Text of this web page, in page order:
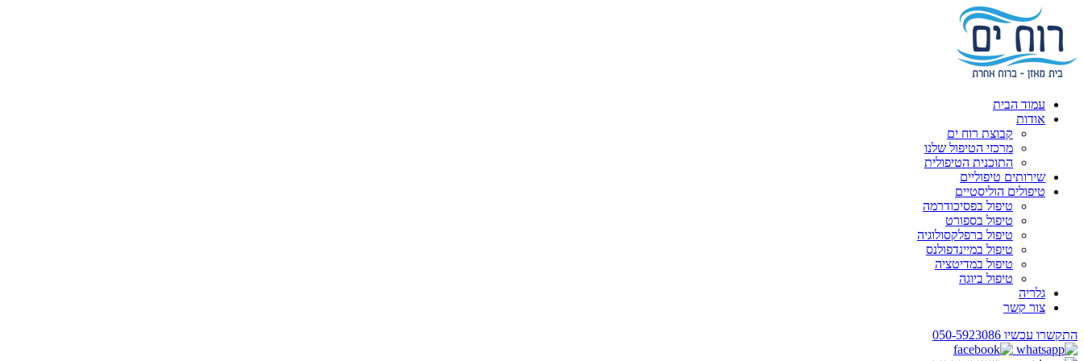
עמוד הבית
אודות
קבוצת רוח ים
מרכזי הטיפול שלנו
התוכנית הטיפולית
שירותים טיפוליים
טיפולים הוליסטיים
טיפול בפסיכודרמה
טיפול בספורט
טיפול ברפלקסולוגיה
טיפול במיינדפולנס
טיפול במדיטציה
טיפול ביוגה
גלריה
צור קשר
התקשרו עכשיו 050-5923086